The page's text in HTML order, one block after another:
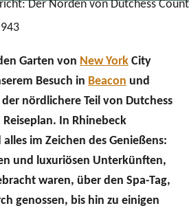
h
Garten von New York City
Besuch in Beacon und
nördlichere Teil von Dutchess
In Rhinebeck
im Zeichen des Genießens:
und luxuriösen Unterkünften,
waren, über den Spa-Tag,
genossen, bis hin zu einigen